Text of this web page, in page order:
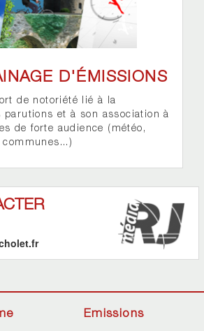
D'ÉMISSIONS
de notoriété lié à la
parutions et à son association à
de forte audience (météo,
Emissions